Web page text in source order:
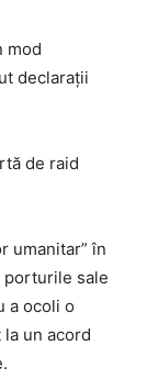
mod
declarații
de raid
umanitar” în
porturile sale
a ocoli o
la un acord